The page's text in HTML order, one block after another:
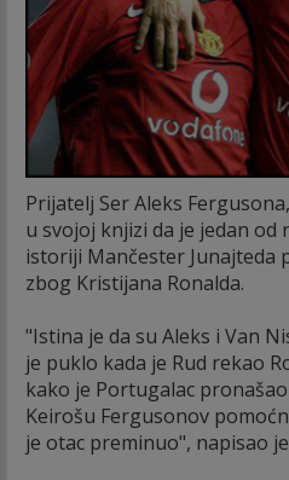
Prijatelj Ser Aleks
u svojoj knjizi da je jedan od
istoriji Mančester Junajteda
zbog Kristijana Ronalda.
"Istina je da su Aleks i Van
je puklo kada je Rud rekao
kako je Portugalac
Keirošu Fergusonov
je otac preminuo", napisao